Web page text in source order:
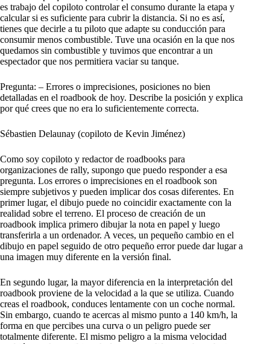
es trabajo del copiloto controlar el consumo durante la etapa y
calcular si es suficiente para cubrir la distancia. Si no es así,
tienes que decirle a tu piloto que adapte su conducción para
consumir menos combustible. Tuve una ocasión en la que nos
quedamos sin combustible y tuvimos que encontrar a un
espectador que nos permitiera vaciar su tanque.
Pregunta: – Errores o imprecisiones, posiciones no bien
detalladas en el roadbook de hoy. Describe la posición y explica
por qué crees que no era lo suficientemente correcta.
Sébastien Delaunay (copiloto de Kevin Jiménez)
Como soy copiloto y redactor de roadbooks para
organizaciones de rally, supongo que puedo responder a esa
pregunta. Los errores o imprecisiones en el roadbook son
siempre subjetivos y pueden implicar dos cosas diferentes. En
primer lugar, el dibujo puede no coincidir exactamente con la
realidad sobre el terreno. El proceso de creación de un
roadbook implica primero dibujar la nota en papel y luego
transferirla a un ordenador. A veces, un pequeño cambio en el
dibujo en papel seguido de otro pequeño error puede dar lugar a
una imagen muy diferente en la versión final.
En segundo lugar, la mayor diferencia en la interpretación del
roadbook proviene de la velocidad a la que se utiliza. Cuando
creas el roadbook, conduces lentamente con un coche normal.
Sin embargo, cuando te acercas al mismo punto a 140 km/h, la
forma en que percibes una curva o un peligro puede ser
totalmente diferente. El mismo peligro a la misma velocidad